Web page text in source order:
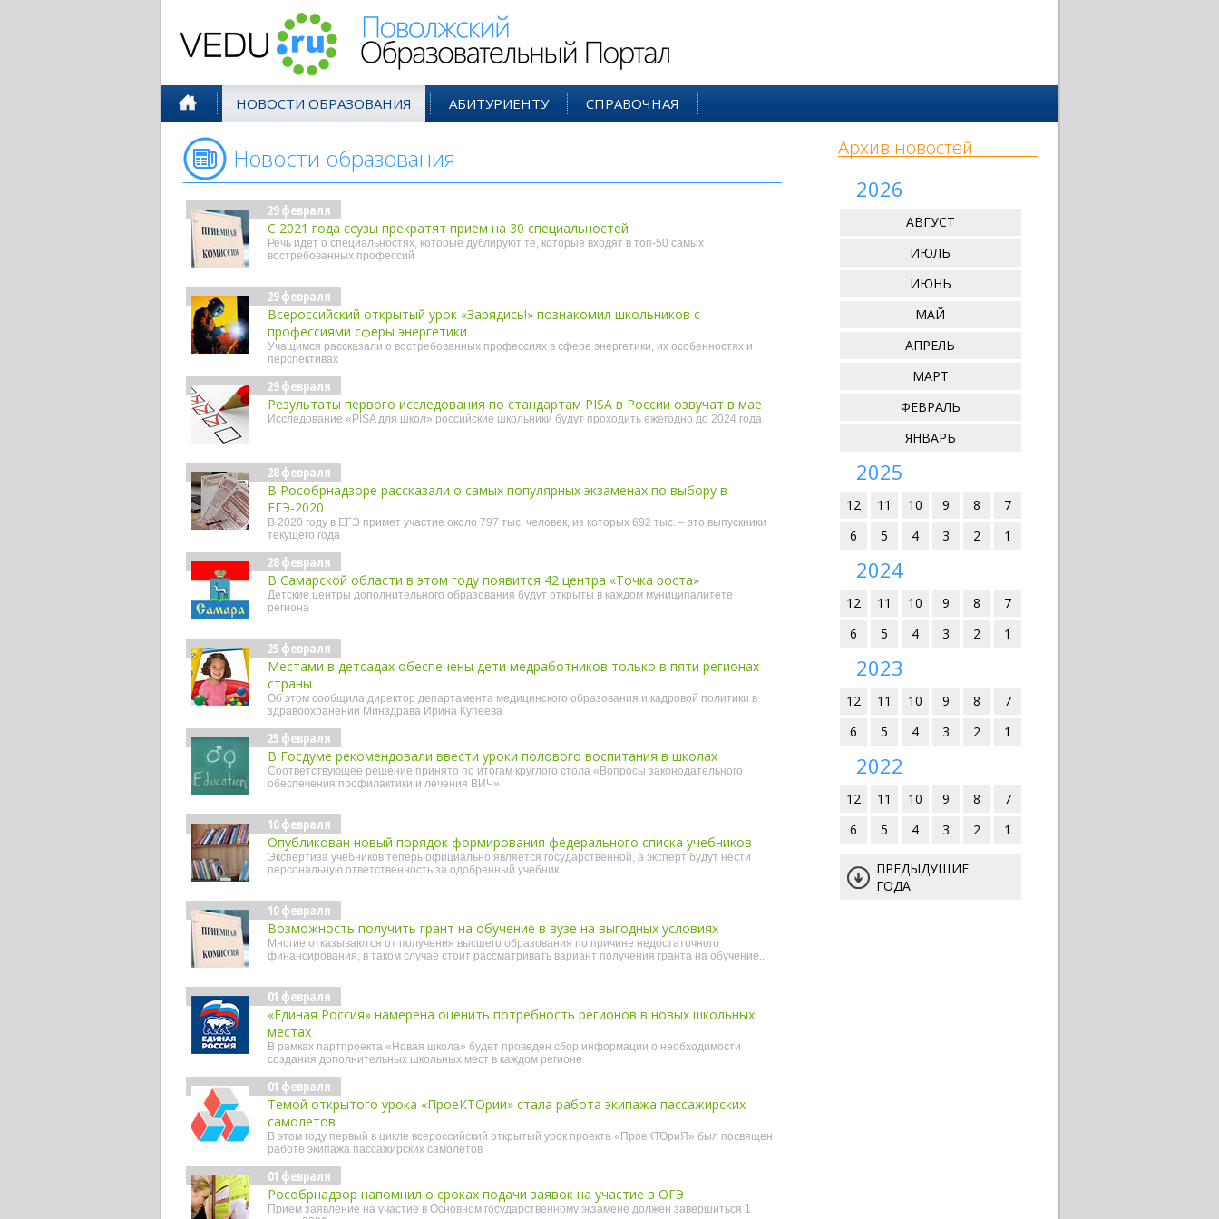
НОВОСТИ ОБРАЗОВАНИЯ АБИТУРИЕНТУ СПРАВОЧНАЯ
Новости образования
29 февраля
С 2021 года ссузы прекратят прием на 30 специальностей
Речь идет о специальностях, которые дублируют те, которые входят в топ-50 самых
востребованных профессий
29 февраля
Всероссийский открытый урок «Зарядись!» познакомил школьников с
профессиями сферы энергетики
Учащимся рассказали о востребованных профессиях в сфере энергетики, их особенностях и
перспективах
29 февраля
Результаты первого исследования по стандартам PISA в России озвучат в мае
Исследование «PISA для школ» российские школьники будут проходить ежегодно до 2024 года
28 февраля
В Рособрнадзоре рассказали о самых популярных экзаменах по выбору в
ЕГЭ-2020
В 2020 году в ЕГЭ примет участие около 797 тыс. человек, из которых 692 тыс. – это выпускники
текущего года
28 февраля
В Самарской области в этом году появится 42 центра «Точка роста»
Детские центры дополнительного образования будут открыты в каждом муниципалитете
региона
25 февраля
Местами в детсадах обеспечены дети медработников только в пяти регионах
страны
Об этом сообщила директор департамента медицинского образования и кадровой политики в
здравоохранении Минздрава Ирина Купеева
25 февраля
В Госдуме рекомендовали ввести уроки полового воспитания в школах
Соответствующее решение принято по итогам круглого стола «Вопросы законодательного
обеспечения профилактики и лечения ВИЧ»
10 февраля
Опубликован новый порядок формирования федерального списка учебников
Экспертиза учебников теперь официально является государственной, а эксперт будут нести
персональную ответственность за одобренный учебник
10 февраля
Возможность получить грант на обучение в вузе на выгодных условиях
Многие отказываются от получения высшего образования по причине недостаточного
финансирования, в таком случае стоит рассматривать вариант получения гранта на обучение...
01 февраля
«Единая Россия» намерена оценить потребность регионов в новых школьных
местах
В рамках партпроекта «Новая школа» будет проведен сбор информации о необходимости
создания дополнительных школьных мест в каждом регионе
01 февраля
Темой открытого урока «ПроеКТОрии» стала работа экипажа пассажирских
самолетов
В этом году первый в цикле всероссийский открытый урок проекта «ПроеКТОриЯ» был посвящен
работе экипажа пассажирских самолетов
01 февраля
Рособрнадзор напомнил о сроках подачи заявок на участие в ОГЭ
Прием заявление на участие в Основном государственному экзамене должен завершиться 1
Архив новостей
2026
АВГУСТ
ИЮЛЬ
ИЮНЬ
МАЙ
АПРЕЛЬ
МАРТ
ФЕВРАЛЬ
ЯНВАРЬ
2025
12 11 10 9 8
7
6
5 4 3 2 1
2024
12 11 10 9 8
7
6
5 4 3 2 1
2023
12 11 10 9 8
7
6
5 4 3 2 1
2022
12 11 10 9 8
7
6
5 4 3 2 1
ПРЕДЫДУЩИЕ
ГОДА